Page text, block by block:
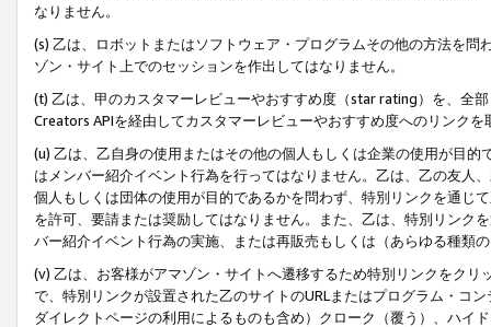
なりません。
(s) 乙は、ロボットまたはソフトウェア・プログラムその他の方法を
ゾン・サイト上でのセッションを作出してはなりません。
(t) 乙は、甲のカスタマーレビューやおすすめ度（star rating）を、全
Creators APIを経由してカスタマーレビューやおすすめ度へのリンクを
(u) 乙は、乙自身の使用またはその他の個人もしくは企業の使用が目
はメンバー紹介イベント行為を行ってはなりません。乙は、乙の友人
個人もしくは団体の使用が目的であるかを問わず、特別リンクを通じ
を許可、要請または奨励してはなりません。また、乙は、特別リンク
バー紹介イベント行為の実施、または再販売もしくは（あらゆる種類
(v) 乙は、お客様がアマゾン・サイトへ遷移するため特別リンクをク
で、特別リンクが設置された乙のサイトのURLまたはプログラム・コ
ダイレクトページの利用によるものも含め）クローク（覆う）、ハイ